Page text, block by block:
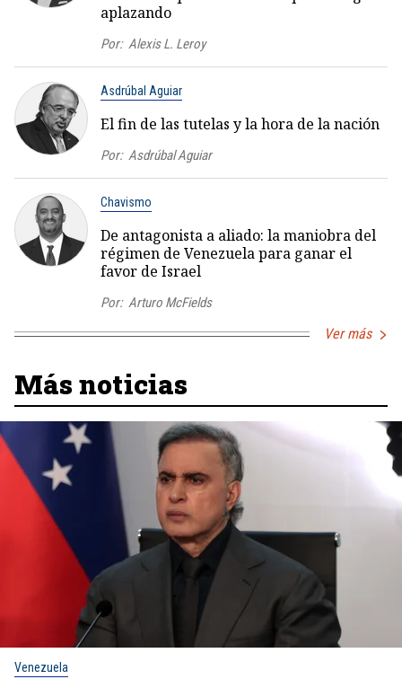
aplazando
Por: Alexis L. Leroy
Asdrúbal Aguiar
El fin de las tutelas y la hora de la nación
Por: Asdrúbal Aguiar
Chavismo
De antagonista a aliado: la maniobra del
régimen de Venezuela para ganar el
favor de Israel
Por: Arturo McFields
Ver más
Más noticias
Venezuela